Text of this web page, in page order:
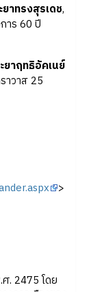
าทรงสุรเดช,
าร 60 ปี
าฤทธิอัคเนย์
วาส 25
>
. 2475 โดย